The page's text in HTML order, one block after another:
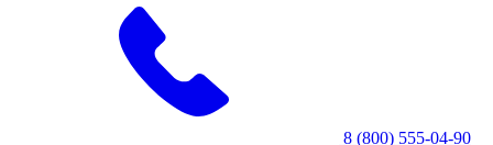
8 (800) 555-04-90